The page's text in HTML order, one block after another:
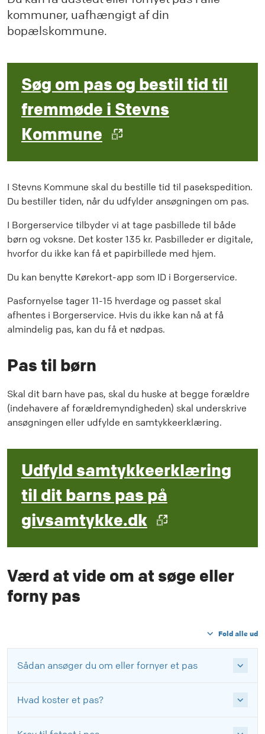
kommuner, uafhængigt af din
bopælskommune.
Søg om pas og bestil tid til
fremmøde i Stevns
Kommune
I Stevns Kommune skal du bestille tid til pasekspedition.
Du bestiller tiden, når du udfylder ansøgningen om pas.
I Borgerservice tilbyder vi at tage pasbillede til både
børn og voksne. Det koster 135 kr. Pasbilleder er digitale,
hvorfor du ikke kan få et papirbillede med hjem.
Du kan benytte Kørekort-app som ID i Borgerservice.
Pasfornyelse tager 11-15 hverdage og passet skal
afhentes i Borgerservice. Hvis du ikke kan nå at få
almindelig pas, kan du få et nødpas.
Pas til børn
Skal dit barn have pas, skal du huske at begge forældre
(indehavere af forældremyndigheden) skal underskrive
ansøgningen eller udfylde en samtykkeerklæring.
Udfyld samtykkeerklæring
til dit barns pas på
givsamtykke.dk
Værd at vide om at søge eller
forny pas
Fold alle ud
Sådan ansøger du om eller fornyer et pas
Hvad koster et pas?